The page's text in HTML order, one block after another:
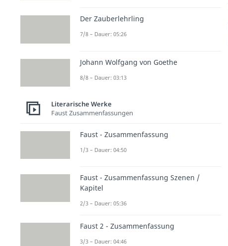
Der Zauberlehrling
7/8 – Dauer: 05:26
Johann Wolfgang von Goethe
8/8 – Dauer: 03:13
Literarische Werke
Faust Zusammenfassungen
Faust - Zusammenfassung
1/3 – Dauer: 04:50
Faust - Zusammenfassung Szenen /
Kapitel
2/3 – Dauer: 05:36
Faust 2 - Zusammenfassung
3/3 – Dauer: 04:46